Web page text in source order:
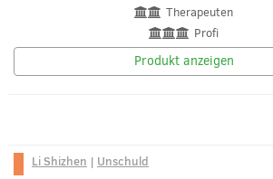
Therapeuten
Profi
Produkt anzeigen
Li Shizhen | Unschuld